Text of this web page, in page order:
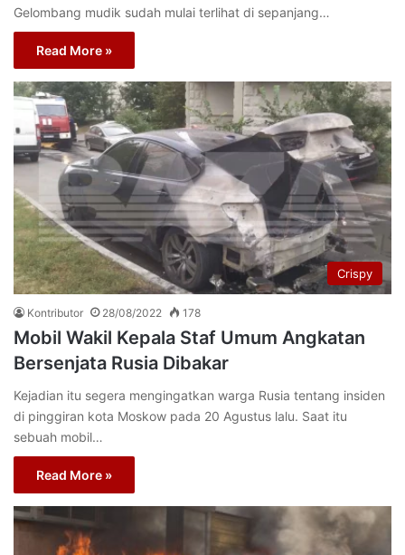
Gelombang mudik sudah mulai terlihat di sepanjang…
Read More »
Crispy
Kontributor 28/08/2022 178
Mobil Wakil Kepala Staf Umum Angkatan
Bersenjata Rusia Dibakar
Kejadian itu segera mengingatkan warga Rusia tentang insiden
di pinggiran kota Moskow pada 20 Agustus lalu. Saat itu
sebuah mobil…
Read More »